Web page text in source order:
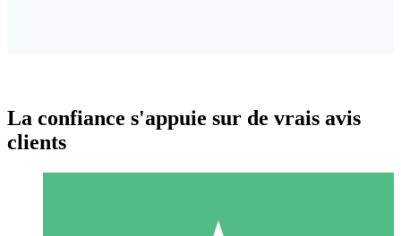
La confiance s'appuie sur de vrais avis
clients